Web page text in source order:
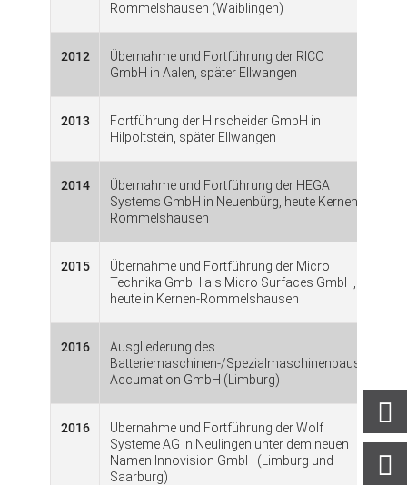
Rommelshausen (Waiblingen)
2012
Übernahme und Fortführung der RICO
GmbH in Aalen, später Ellwangen
2013
Fortführung der Hirscheider GmbH in
Hilpoltstein, später Ellwangen
2014
Übernahme und Fortführung der HEGA
Systems GmbH in Neuenbürg, heute Kernen-
Rommelshausen
2015
Übernahme und Fortführung der Micro
Technika GmbH als Micro Surfaces GmbH,
heute in Kernen-Rommelshausen
2016
Ausgliederung des
Batteriemaschinen-/Spezialmaschinenbaus:
Accumation GmbH (Limburg)
2016
Übernahme und Fortführung der Wolf
Systeme AG in Neulingen unter dem neuen
Namen Innovision GmbH (Limburg und
Saarburg)